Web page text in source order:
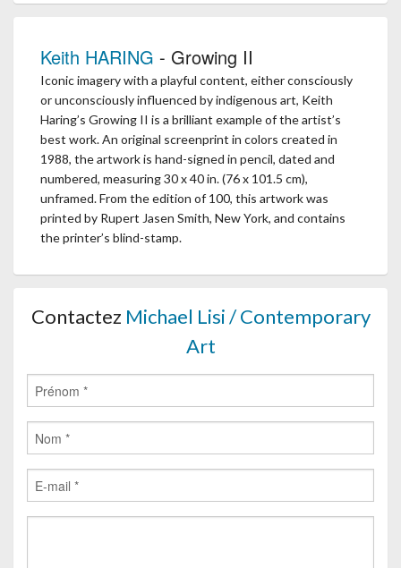
Keith HARING - Growing II
Iconic imagery with a playful content, either consciously
or unconsciously influenced by indigenous art, Keith
Haring’s Growing II is a brilliant example of the artist’s
best work. An original screenprint in colors created in
1988, the artwork is hand-signed in pencil, dated and
numbered, measuring 30 x 40 in. (76 x 101.5 cm),
unframed. From the edition of 100, this artwork was
printed by Rupert Jasen Smith, New York, and contains
the printer’s blind-stamp.
Contactez Michael Lisi / Contemporary
Art